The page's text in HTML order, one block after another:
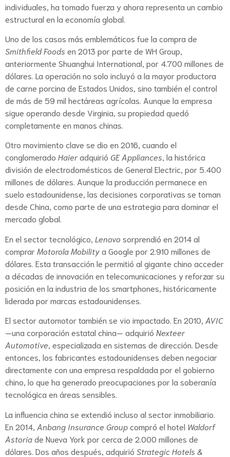
individuales, ha tomado fuerza y ahora representa un cambio
estructural en la economía global.
Uno de los casos más emblemáticos fue la compra de
Smithfield Foods en 2013 por parte de WH Group,
anteriormente Shuanghui International, por 4.700 millones de
dólares. La operación no solo incluyó a la mayor productora
de carne porcina de Estados Unidos, sino también el control
de más de 59 mil hectáreas agrícolas. Aunque la empresa
sigue operando desde Virginia, su propiedad quedó
completamente en manos chinas.
Otro movimiento clave se dio en 2016, cuando el
conglomerado Haieradquirió GE Appliances, la histórica
división de electrodomésticos de General Electric, por 5.400
millones de dólares. Aunque la producción permanece en
suelo estadounidense, las decisiones corporativas se toman
desde China, como parte de una estrategia para dominar el
mercado global.
En el sector tecnológico, Lenovo sorprendió en 2014 al
comprarMotorola Mobilitya Google por 2.910 millones de
dólares. Esta transacción le permitió al gigante chino acceder
a décadas de innovación en telecomunicaciones y reforzar su
posición en la industria de los smartphones, históricamente
liderada por marcas estadounidenses.
El sector automotor también se vio impactado. En 2010, AVIC
—una corporación estatal china— adquirió Nexteer
Automotive , especializada en sistemas de dirección. Desde
entonces, los fabricantes estadounidenses deben negociar
directamente con una empresa respaldada por el gobierno
chino, lo que ha generado preocupaciones por la soberanía
tecnológica en áreas sensibles.
La influencia china se extendió incluso al sector inmobiliario.
En 2014, Anbang Insurance Groupcompró el hotel Waldorf
Astoriade Nueva York por cerca de 2.000 millones de
dólares. Dos años después, adquirió Strategic Hotels &